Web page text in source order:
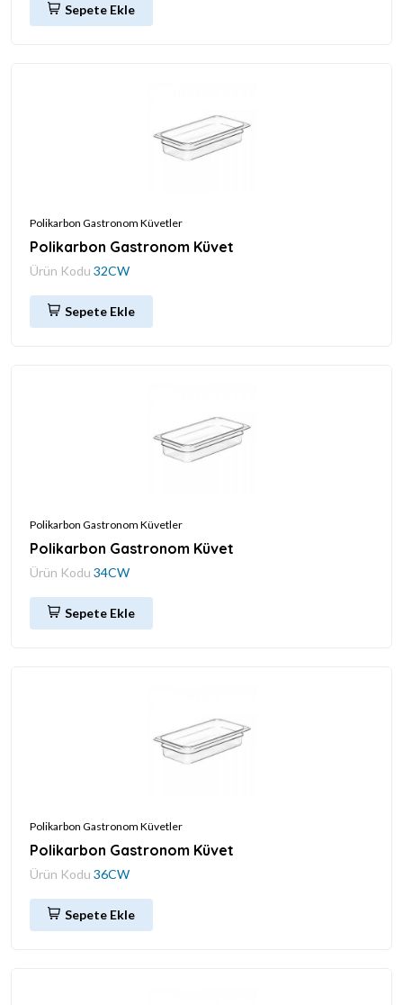
Sepete Ekle
Polikarbon Gastronom Küvetler
Polikarbon Gastronom Küvet
Ürün Kodu 32CW
Sepete Ekle
Polikarbon Gastronom Küvetler
Polikarbon Gastronom Küvet
Ürün Kodu 34CW
Sepete Ekle
Polikarbon Gastronom Küvetler
Polikarbon Gastronom Küvet
Ürün Kodu 36CW
Sepete Ekle